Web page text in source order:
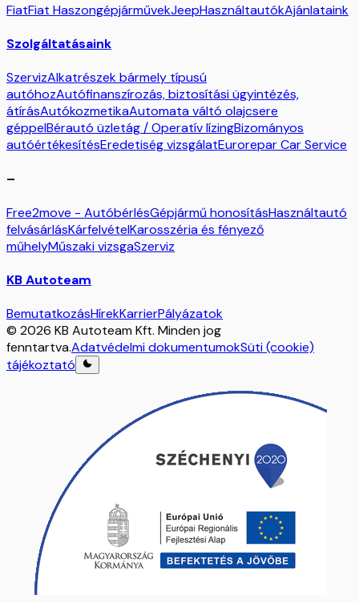
FiatFiat HaszongépjárművekJeepHasználtautókAjánlataink
Szolgáltatásaink
SzervizAlkatrészek bármely típusú
autóhozAutófinanszírozás, biztosítási ügyintézés,
átírásAutókozmetikaAutomata váltó olajcsere
géppelBérautó üzletág / Operatív lízingBizományos
autóértékesítésEredetiség vizsgálatEurorepar Car Service
–
Free2move - AutóbérlésGépjármű honosításHasználtautó
felvásárlásKárfelvételKarosszéria és fényező
műhelyMűszaki vizsgaSzerviz
KB Autoteam
BemutatkozásHírekKarrierPályázatok
© 2026 KB Autoteam Kft. Minden jog
fenntartva.Adatvédelmi dokumentumokSüti (cookie)
tájékoztató